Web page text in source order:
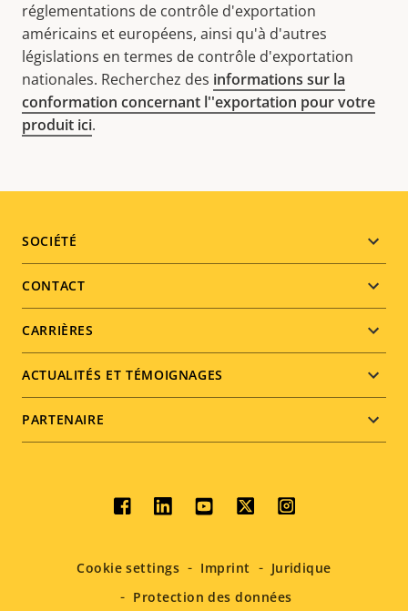
réglementations de contrôle d'exportation
américains et européens, ainsi qu'à d'autres
législations en termes de contrôle d'exportation
nationales. Recherchez des informations sur la
conformation concernant l''exportation pour votre
produit ici.
Footer
menu
SOCIÉTÉ
CONTACT
CARRIÈRES
ACTUALITÉS ET TÉMOIGNAGES
PARTENAIRE
Social
menu
Cookie settings Imprint
Juridique
Protection des données